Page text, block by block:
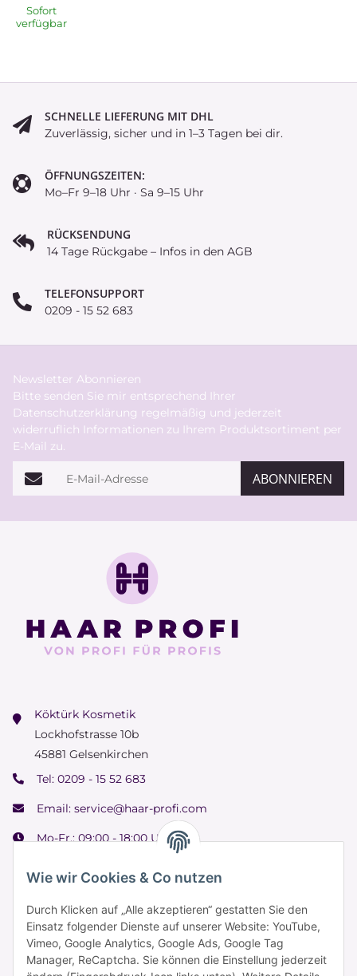
Wie wir Cookies & Co nutzen
Durch Klicken auf „Alle akzeptieren“ gestatten Sie den
Einsatz folgender Dienste auf unserer Website: YouTube,
Vimeo, Google Analytics, Google Ads, Google Tag
Manager, ReCaptcha. Sie können die Einstellung jederzeit
Sofort
verfügbar
SCHNELLE LIEFERUNG MIT DHL
Zuverlässig, sicher und in 1–3 Tagen bei dir.
ÖFFNUNGSZEITEN:
Mo–Fr 9–18 Uhr · Sa 9–15 Uhr
RÜCKSENDUNG
14 Tage Rückgabe – Infos in den AGB
TELEFONSUPPORT
0209 - 15 52 683
Newsletter Abonnieren
Bitte senden Sie mir entsprechend Ihrer
Datenschutzerklärung regelmäßig und jederzeit
widerruflich Informationen zu Ihrem Produktsortiment per
E-Mail zu.
E-Mail-Adresse ABONNIEREN
Köktürk Kosmetik
Lockhofstrasse 10b
45881 Gelsenkirchen
Tel: 0209 - 15 52 683
Email: service@haar-profi.com
Mo-Fr.: 09:00 - 18:00 Uhr
Samstag: 09:00 - 15:00 Uhr
Informationen